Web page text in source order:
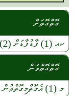
ގޮތްގޮތަށް
ކއ (1) ފާޑުފާޑަށް(2)
ގޮތްގޮތްވުން
މ (1) އެގޮތްމިގޮތްވުން